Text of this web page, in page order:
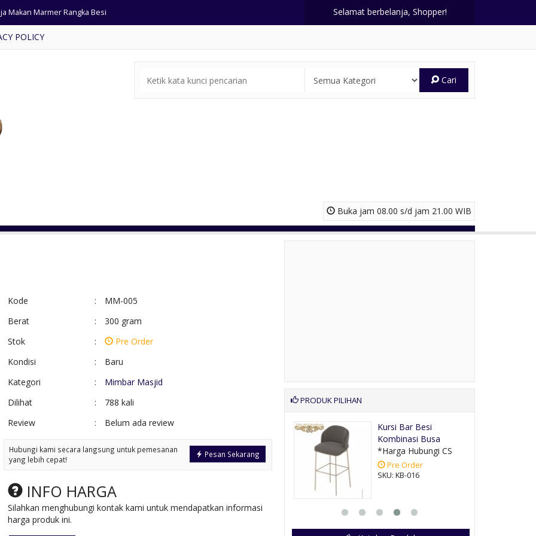
Outdoor Rangka Besi
Tidur Kombinasi Kaca
Jam Antik Kayu Jati ukir
Tv Minimalis Kayu Jati Anyaman Rotan
Selamat berbelanja, Shopper!
POLICY
Cari
Buka jam 08.00 s/d jam 21.00 WIB
Kode :
MM-005
Berat
:
300 gram
Stok
:
Pre Order
Kondisi
:
Baru
Kategori
:
Mimbar Masjid
Dilihat
:
788 kali
Review
: Belum ada review
Pesan Sekarang
Hubungi kami secara langsung untuk pemesanan
yang lebih cepat!
INFO HARGA
Silahkan menghubungi kontak kami untuk mendapatkan informasi
harga produk ini.
PRODUK PILIHAN
Kursi tamu minimalis
*Harga Hubungi CS
Pre Order
*Harga Hubungi CS
Pre Order
Buffet Tv Kayu Jati
Natural
*Harga Hubungi CS
Pre Order
SKU: BT-030